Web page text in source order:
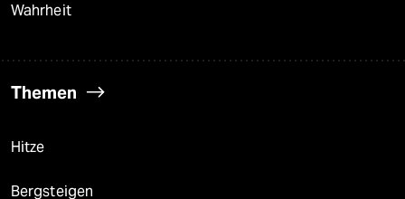
Wahrheit
Themen
Hitze
Bergsteigen